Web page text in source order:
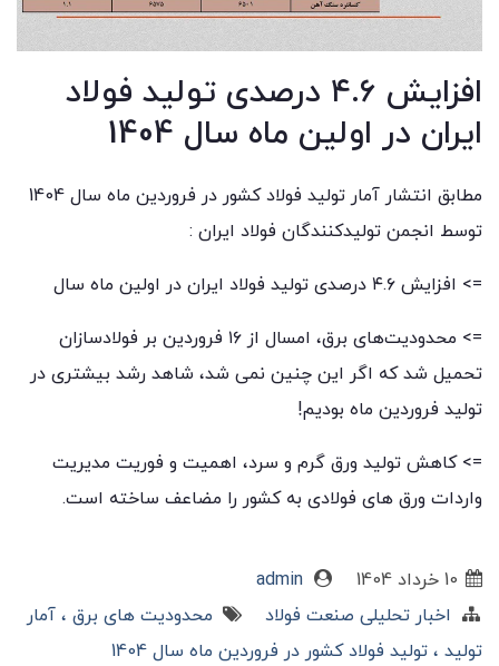
افزایش ۴.۶ درصدی تولید فولاد
ایران در اولین ماه سال 1404
مطابق انتشار آمار تولید فولاد کشور در فروردین ماه سال 1404
توسط انجمن تولیدکنندگان فولاد ایران :
=> افزایش ۴.۶ درصدی تولید فولاد ایران در اولین ماه سال
=> محدودیت‌های برق، امسال از ۱۶ فروردین بر فولادسازان
تحمیل شد که اگر این چنین نمی شد، شاهد رشد بیشتری در
تولید فروردین ماه بودیم!
=> کاهش تولید ورق گرم و سرد، اهمیت و فوریت مدیریت
واردات ورق های فولادی به کشور را مضاعف ساخته است.
admin
اخبار تحلیلی صنعت فولاد
محدودیت های برق
آمار
تولید
تولید فولاد کشور در فروردین ماه سال 1404